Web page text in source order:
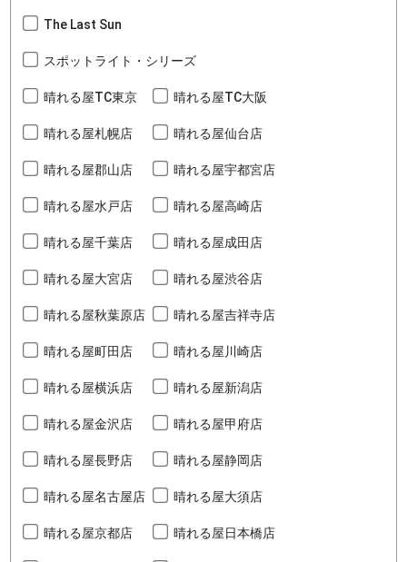
The Last Sun
スポットライト・シリーズ
晴れる屋TC東京 晴れる屋TC大阪
晴れる屋札幌店 晴れる屋仙台店
晴れる屋郡山店 晴れる屋宇都宮店
晴れる屋水戸店 晴れる屋高崎店
晴れる屋千葉店 晴れる屋成田店
晴れる屋大宮店 晴れる屋渋谷店
晴れる屋秋葉原店 晴れる屋吉祥寺店
晴れる屋町田店 晴れる屋川崎店
晴れる屋横浜店 晴れる屋新潟店
晴れる屋金沢店 晴れる屋甲府店
晴れる屋長野店 晴れる屋静岡店
晴れる屋名古屋店 晴れる屋大須店
晴れる屋京都店 晴れる屋日本橋店